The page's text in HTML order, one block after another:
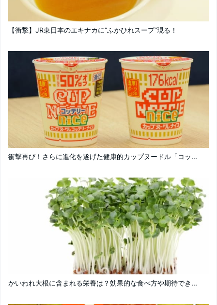
【衝撃】JR東日本のエキナカに“ふかひれスープ”現る！
衝撃再び！さらに進化を遂げた健康的カップヌードル「コッ...
かいわれ大根に含まれる栄養は？効果的な食べ方や期待でき...